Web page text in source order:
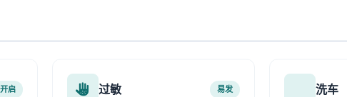
启 过敏 易发 洗车